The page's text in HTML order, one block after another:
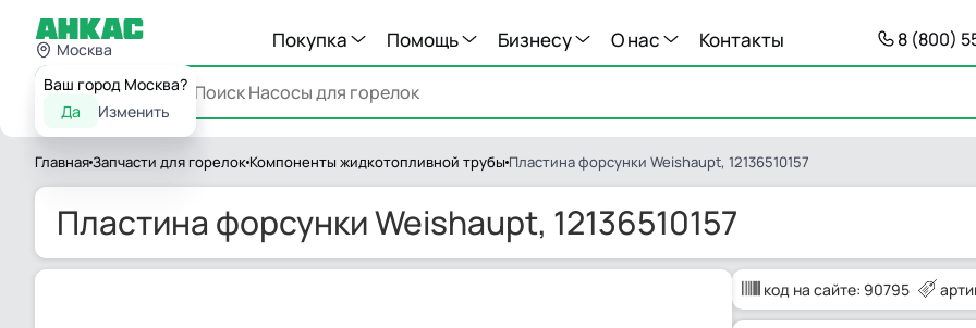
Москва
Ваш город Москва?
Да
Изменить
Покупка Помощь Бизнесу О нас Контакты 8 (800)
Каталог
ГлавнаяЗапчасти для горелок Компоненты жидкотопливной трубы Пластина форсунки Weishaupt, 12136510157
Пластина форсунки Weishaupt, 12136510157
код на сайте: 90795